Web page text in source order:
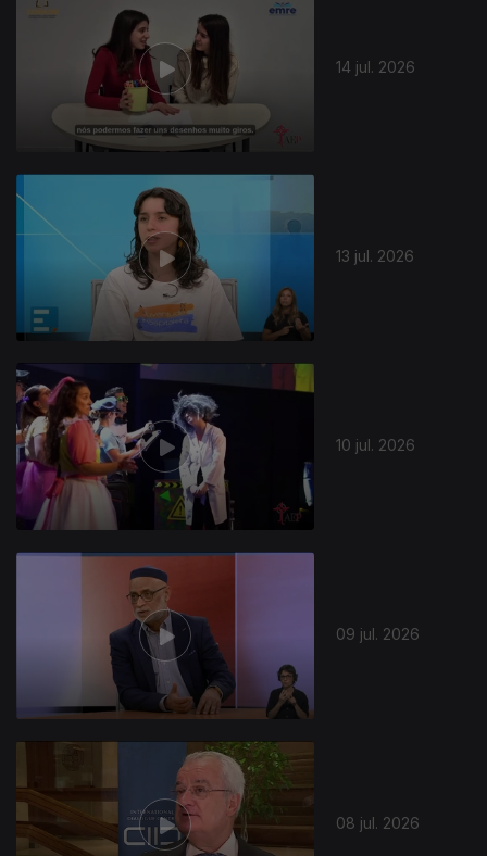
14 jul. 2026
13 jul. 2026
10 jul. 2026
09 jul. 2026
08 jul. 2026